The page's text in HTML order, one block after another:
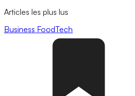
Articles les plus lus
Business FoodTech